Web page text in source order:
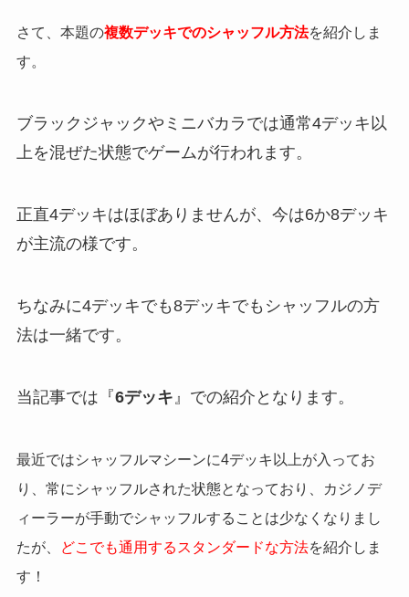
さて、本題の複数デッキでのシャッフル方法を紹介しま
す。
ブラックジャックやミニバカラでは通常4デッキ以
上を混ぜた状態でゲームが行われます。
正直4デッキはほぼありませんが、今は6か8デッキ
が主流の様です。
ちなみに4デッキでも8デッキでもシャッフルの方
法は一緒です。
当記事では『6デッキ 』での紹介となります。
最近ではシャッフルマシーンに4デッキ以上が入ってお
り、常にシャッフルされた状態となっており、カジノデ
ィーラーが手動でシャッフルすることは少なくなりまし
たが、
どこでも通用するスタンダードな方法を紹介しま
す！